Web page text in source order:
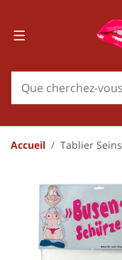
Accueil Tablier Seins